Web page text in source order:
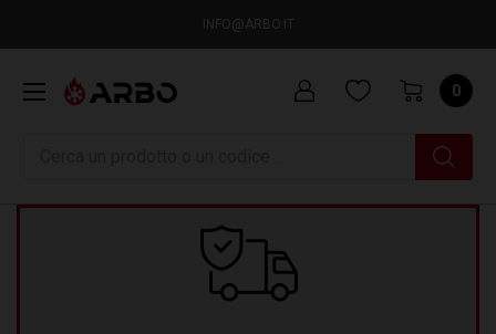
INFO@ARBO.IT
0